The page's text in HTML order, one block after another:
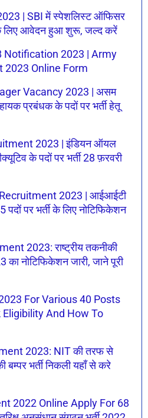
| SBI में स्पेशलिस्ट ऑफिसर
लिए आवेदन हुआ शुरू, जल्द करें
Notification 2023 | Army
2023 Online Form
Vacancy 2023 | असम
प्रबंधक के पदों पर भर्ती हेतू
2023 | इंडियन ऑयल
के पदों पर भर्ती 28 फ़रवरी
2023 | आईआईटी
पर भर्ती के लिए नोटिफिकेशन
2023: राष्ट्रीय तकनीकी
नोटिफिकेशन जारी, जाने पूरी
For Various 40 Posts
And How To
2023: NIT की तरफ से
भर्ती निकली यहाँ से करे
2022 Online Apply For 68